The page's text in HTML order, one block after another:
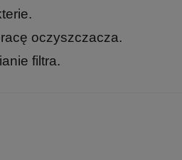
oczyszczacza.
filtra.